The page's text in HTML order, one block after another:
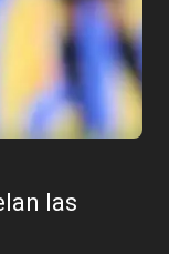
las